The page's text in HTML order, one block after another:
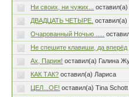
Ни своих, ни чужих...
ДВАДЦАТЬ ЧЕТЫРЕ. оставил(а)
Очарованный Ночью .....
Не спешите клавиши, да
Ах, Париж! оставил(а) Галина
КАК ТАК? оставил(а) Лариса
ЦЕЛ...ОЕ! оставил(а) Tina Schott